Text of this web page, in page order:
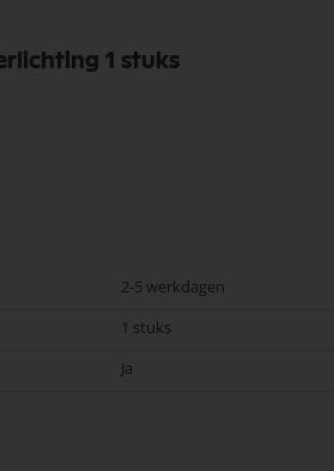
1 stuks
2-5 werkdagen
1 stuks
Ja